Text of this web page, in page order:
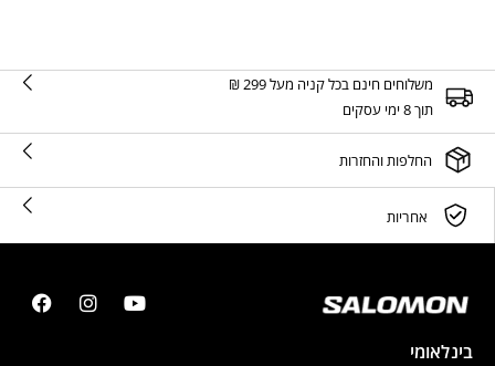
משלוחים חינם בכל קניה מעל 299 ₪
תוך 8 ימי עסקים
החלפות והחזרות
אחריות
בינלאומי